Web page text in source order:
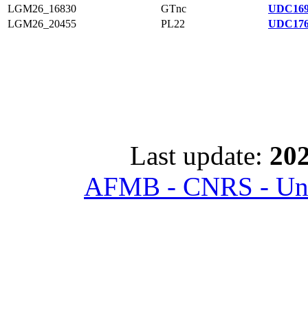
LGM26_16830
GTnc
LGM26_20455
PL22
Last update:
AFMB - CNRS -